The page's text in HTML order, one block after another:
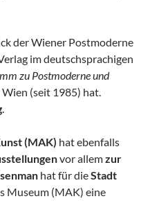
der Wiener Postmoderne
im deutschsprachigen
zu Postmoderne und
Wien (seit 1985) hat.
.
(MAK) hat ebenfalls
vor allemzur
hat für dieStadt
Museum (MAK) eine